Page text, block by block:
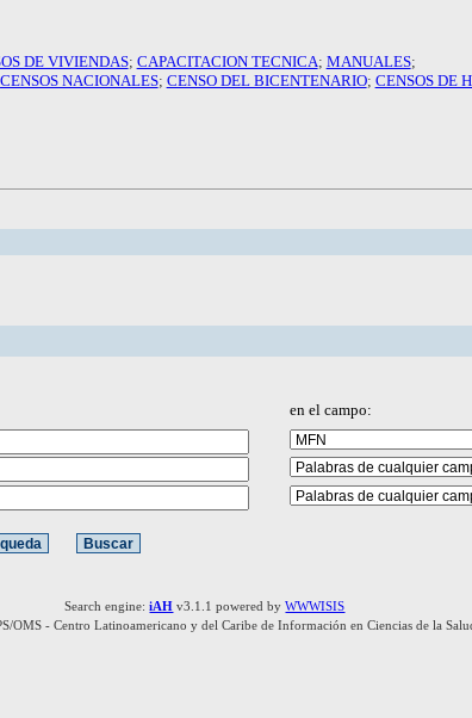
DE VIVIENDAS; CAPACITACION TECNICA; MANUALES;
CENSOS NACIONALES; CENSO DEL BICENTENARIO; CENSOS DE
en el campo:
Search engine:iAH v3.1.1 powered byWWWISIS
OMS - Centro Latinoamericano y del Caribe de Información en Ciencias de la